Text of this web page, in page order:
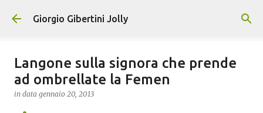
Passa ai contenuti principali
Giorgio Gibertini Jolly
Langone sulla signora che prende
ad ombrellate la Femen
in data gennaio 20, 2013